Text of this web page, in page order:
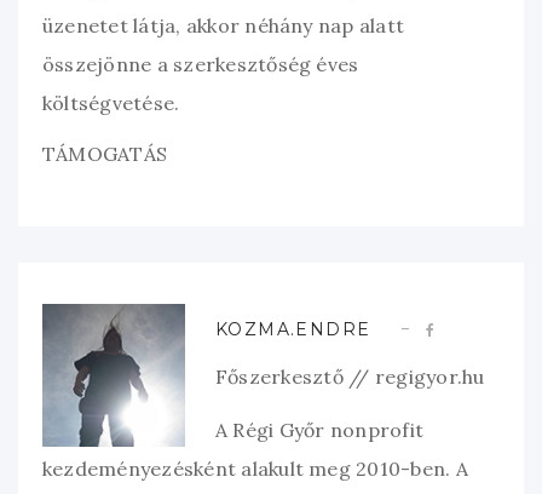
üzenetet látja, akkor néhány nap alatt
összejönne a szerkesztőség éves
költségvetése.
TÁMOGATÁS
KOZMA.ENDRE
Főszerkesztő // regigyor.hu
A Régi Győr nonprofit
kezdeményezésként alakult meg 2010-ben. A